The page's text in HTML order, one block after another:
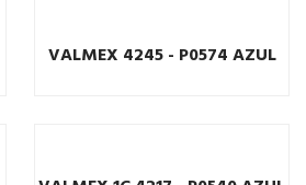
VALMEX 4245 - P0574 AZUL